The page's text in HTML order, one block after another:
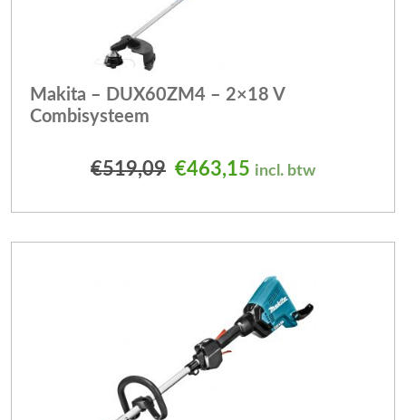
Makita – DUX60ZM4 – 2×18 V
Combisysteem
€519,09 Oorspronkelijke prijs
€463,15 Huidige prijs is:
incl. btw